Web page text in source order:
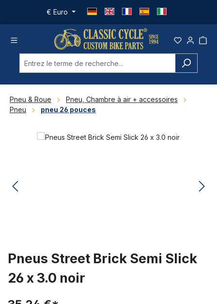
Passer au contenu principal
€ Euro
Pneu & Roue
Pneu, Chambre à air + accessoires
Pneu
pneu 26 pouces
Ignorer la galerie d'images
Pneus Street Brick Semi Slick
26 x 3.0 noir